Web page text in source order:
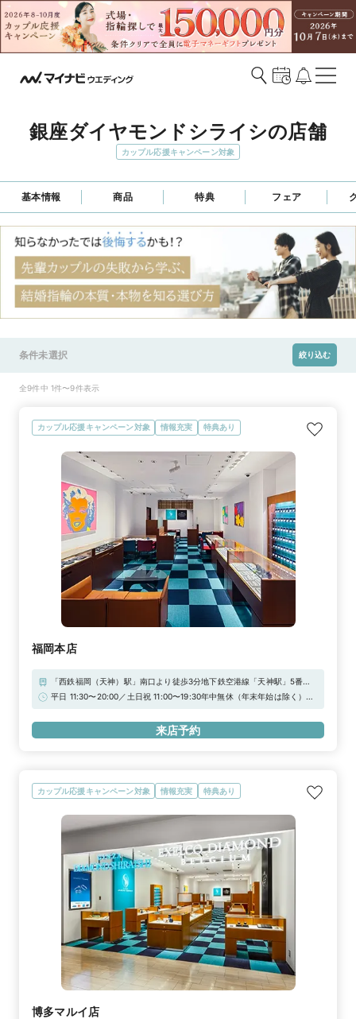
銀座ダイヤモンドシライシの店舗
カップル応援キャンペーン対象
基本情報 商品 特典 フェア
条件未選択 絞り込む
全9件中 1件〜9件表示
カップル応援キャンペーン対象 情報充実 特典あり
福岡本店
「西鉄福岡（天神）駅」南口より徒歩3分地下鉄空港線「天神駅」5番出
口より徒歩7分地下鉄七隅線「天神南駅」2番出口より徒歩5分■駐車場：
平日 11:30〜20:00／土日祝 11:00〜19:30年中無休（年末年始は除く）
に！アーリータイムキャンペーン実施中／“土日祝日 12時まで”のご来店
で1,000円分UPの「ギフトカード4,000円分」！詳しくは特典一覧を
来店予約
カップル応援キャンペーン対象 情報充実 特典あり
博多マルイ店